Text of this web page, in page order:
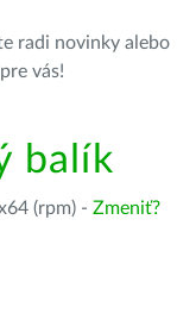
radi novinky alebo
vás!
balík
(rpm) - Zmeniť?